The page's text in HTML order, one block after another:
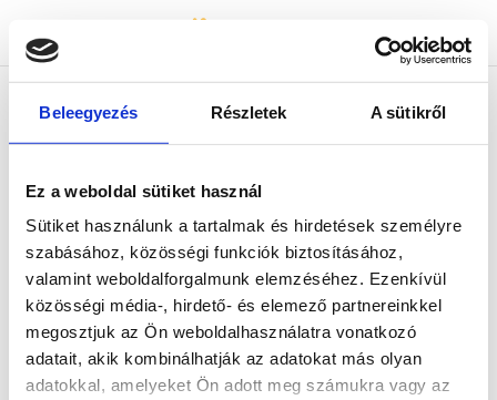
Beleegyezés Részletek A sütikről
Ez a weboldal sütiket használ
Sütiket használunk a tartalmak és hirdetések személyre
szabásához, közösségi funkciók biztosításához,
valamint weboldalforgalmunk elemzéséhez. Ezenkívül
közösségi média-, hirdető- és elemező partnereinkkel
megosztjuk az Ön weboldalhasználatra vonatkozó
adatait, akik kombinálhatják az adatokat más olyan
adatokkal, amelyeket Ön adott meg számukra vagy az
404-es hiba :(
Kérjük, térj vissza a főoldalra és indítsd újra a
keresést!